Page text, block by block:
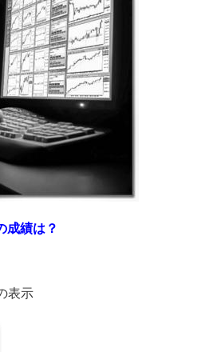
績は？
表示